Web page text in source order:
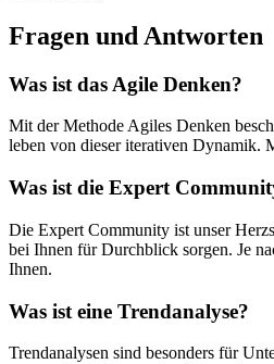
Fragen und Antworten
Was ist das Agile Denken?
Mit der Methode Agiles Denken
leben von dieser iterativen Dynamik.
Was ist die Expert
Die Expert Community ist unser
bei Ihnen für Durchblick sorgen. Je
Ihnen.
Was ist eine Trendanalyse?
Trendanalysen sind besonders für